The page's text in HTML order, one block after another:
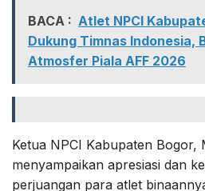
BACA : Atlet NPCI
Dukung Timnas Indonesia,
Atmosfer Piala AFF 2026
Ketua NPCI Kabupaten Bogor,
menyampaikan apresiasi dan
perjuangan para atlet